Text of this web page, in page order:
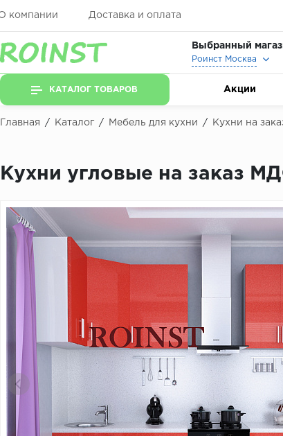
компании Доставка и оплата
Выбранный
Роинст Москва
КАТАЛОГ ТОВАРОВ Акции
Главная / Каталог / Мебель для кухни / Кухни на
Кухни угловые на заказ